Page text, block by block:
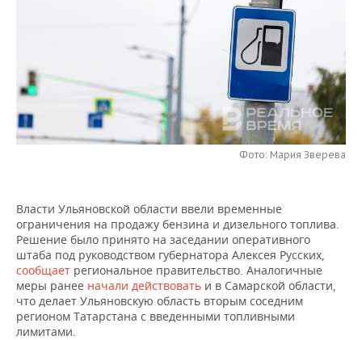
ОПК
ЭНЕРГЕТИКА
УСЛУГИ
МЕДИА
ТЕЛЕКОММУНИКАЦИИ
НОВОСТИ МЕРОПРИЯТИЙ
ВЫЕЗДНАЯ РЕДАКЦИЯ
БИЗНЕС-БРАНЧИ
ОТКРЫТАЯ ЛЕКЦИЯ
НОВОСТИ СПОРТА
ФУТБОЛ
БАСКЕТБОЛ
ВОЛЕЙБОЛ
КИБЕРСПОРТ
ФИГУРНОЕ КАТАНИЕ
ОБЩЕСТВО
НОВОСТИ ОБЩЕСТВА
ИНФРАСТРУКТУРА
ИСТОРИЯ
КУЛЬТУРА
МЕДИЦИНА
ФОТОГАЛЕРЕЯ
СПРАВОЧНИК
СПИСОК ПЕРСОН
СПИСОК КОМПАНИЙ
ПОЛНАЯ ВЕРСИЯ
Фото: Мария Зверева
Власти Ульяновской области ввели временные
ограничения на продажу бензина и дизельного топлива.
Решение было принято на заседании оперативного
штаба под руководством губернатора Алексея Русских,
сообщает региональное правительство. Аналогичные
меры ранее начали действовать и в Самарской области,
что делает Ульяновскую область вторым соседним
регионом Татарстана с введенными топливными
лимитами.